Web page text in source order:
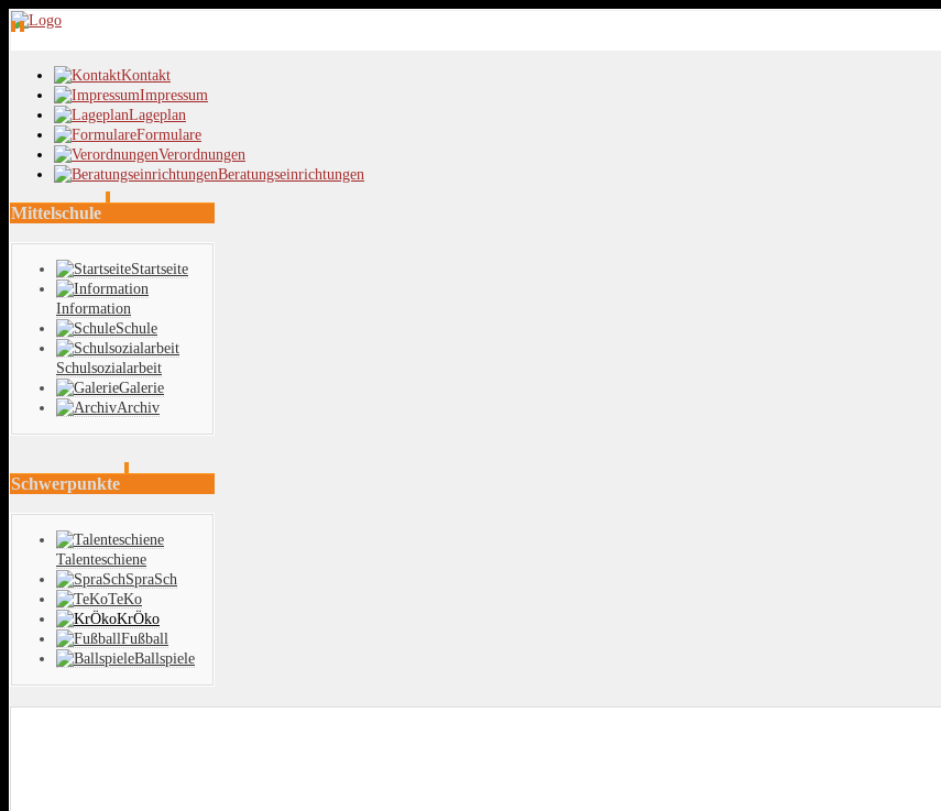
Kontakt
Impressum
Lageplan
Formulare
Verordnungen
Beratungseinrichtungen
Mittelschule
Startseite
Information
Schule
Schulsozialarbeit
Galerie
Archiv
Schwerpunkte
Talenteschiene
SpraSch
TeKo
KrÖko
Fußball
Ballspiele